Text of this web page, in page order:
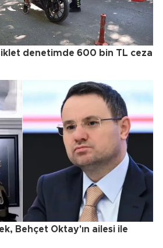
denetimde 600 bin TL ceza
Behçet Oktay'ın ailesi ile